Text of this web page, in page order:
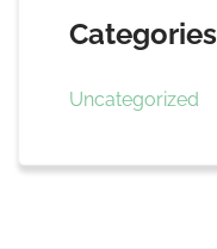
Categories
Uncategorized